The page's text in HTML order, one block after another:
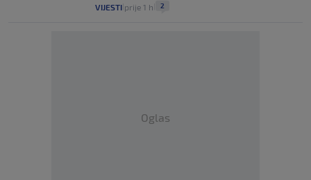
VIJESTI prije 1 h 2
Oglas